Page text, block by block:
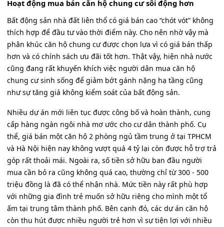
Hoạt động mua bán căn hộ chung cư sôi động hơn
Bất động sản nhà đất liên thổ có giá bán cao “chót vót” không
thích hợp để đầu tư vào thời điểm này. Cho nên nhờ vậy mà
phân khúc căn hộ chung cư được chọn lựa vì có giá bán thấp
hơn và có chính sách ưu đãi tốt hơn. Thật vậy, hiện nhà nước
cũng đang rất khuyến khích việc người dân mua căn hộ
chung cư sinh sống để giảm bớt gánh nặng hạ tầng cũng
như sự tăng giá không kiểm soát của bất động sản.
Nhiều dự án mới liên tục được công bố và hoàn thành, cung
cấp hàng ngàn ngôi nhà mơ ước cho cư dân thành phố. Cụ
thể, giá bán một căn hộ 2 phòng ngủ tầm trung ở tại TPHCM
và Hà Nội hiện nay không vượt quá 4 tỷ lại còn được hỗ trợ trả
góp rất thoải mái. Ngoài ra, số tiền sở hữu ban đầu người
mua cần bỏ ra cũng không quá cao, thường chỉ từ 300 - 500
triệu đồng là đã có thể nhận nhà. Mức tiền này rất phù hợp
với những gia đình trẻ muốn sở hữu riêng cho mình một tổ
ấm tại trung tâm thành phố. Bên cạnh đó, các dự án căn hộ
còn thu hút được nhiều người trẻ hơn vì sự tiện lợi với nhiều